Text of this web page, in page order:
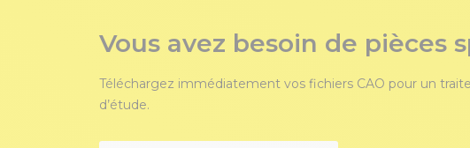
Vous avez besoin de pièces
Téléchargez immédiatement vos fichiers CAO pour un
d’étude.